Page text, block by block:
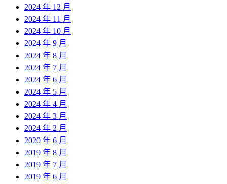
2024 年 12 月
2024 年 11 月
2024 年 10 月
2024 年 9 月
2024 年 8 月
2024 年 7 月
2024 年 6 月
2024 年 5 月
2024 年 4 月
2024 年 3 月
2024 年 2 月
2020 年 6 月
2019 年 8 月
2019 年 7 月
2019 年 6 月